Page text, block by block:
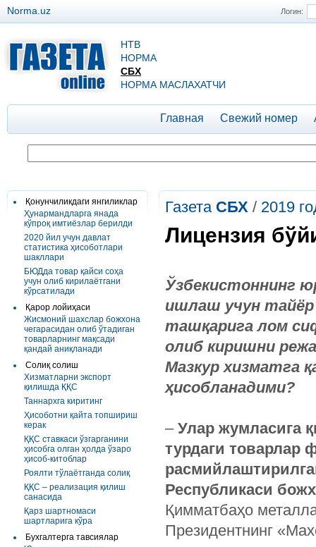
Логин:
Norma.uz
НТВ
НОРМА
СБХ
НОРМА МАСЛАХАТЧИ
Главная Свежий номер
Қонунчиликдаги янгиликлар
Ҳунармандларга янада
кўпроқ имтиёзлар берилди
2020 йил учун давлат
статистика ҳисоботлари
шакллари
БЮДда товар қайси соҳа
учун олиб кирилаётгани
кўрсатилади
Қарор лойиҳаси
Жисмоний шахслар божхона
чегарасидан олиб ўтадиган
товарларнинг мақсади
қандай аниқланади
Солиқ солиш
Хизматларни экспорт
қилишда ҚҚС
Таннархга киритинг
Ҳисоботни қайта топшириш
керак
ҚҚС ставкаси ўзгарганини
ҳисобга олган ҳолда ўзаро
ҳисоб-китоблар
Роялти тўлаётганда солиқ
ҚҚС – реализация қилиш
санасида
Қарз шартномаси
шартларига кўра
Бухгалтерга тавсиялар
Газета СБХ / 2019
Лицензия
Ўзбекистоннинг
ишлаш учун ­тайёр
ташқарига лом
олиб киришни
Мазкур хизматга
ҳисобланадими?
– Улар жумласига
турдаги товарлар
Республикаси
Қимматбаҳо
Президентнинг